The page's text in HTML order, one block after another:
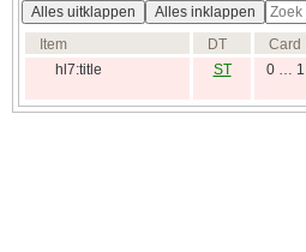
Alles uitklappen
Alles inklappen
Item
DT Card
hl7:title
ST 0 … 1